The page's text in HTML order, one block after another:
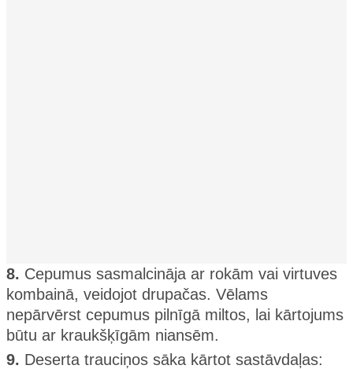
8. Cepumus sasmalcināja ar rokām vai virtuves
kombainā, veidojot drupačas. Vēlams
nepārvērst cepumus pilnīgā miltos, lai kārtojums
būtu ar kraukšķīgām niansēm.
9. Deserta trauciņos sāka kārtot sastāvdaļas: